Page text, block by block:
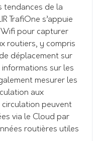
tendances de la
TrafiOne s’appuie
pour capturer
routiers, y compris
déplacement sur
informations sur les
mesurer les
aux
circulation peuvent
via le Cloud par
routières utiles